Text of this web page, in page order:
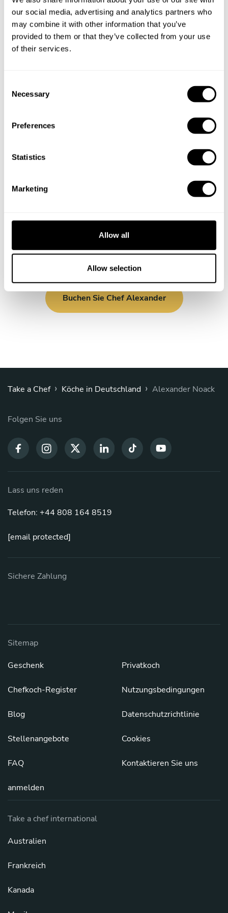
our social media, advertising and analytics partners who
may combine it with other information that you’ve
provided to them or that they’ve collected from your use
of their services.
Necessary
Preferences
Statistics
Marketing
Allow all
Allow selection
Alexander
Geben Sie die Details Ihrer Wünsche an und der
Küchenchef sendet Ihnen ein individuell auf Sie
Buchen Sie Chef Alexander
Take a Chef › Köche in Deutschland › Alexander Noack
Folgen Sie uns
Lass uns reden
Telefon: +44 808 164 8519
[email protected]
Sichere Zahlung
Sitemap
Geschenk
Chefkoch-Register
Blog
Stellenangebote
FAQ
anmelden
Privatkoch
Nutzungsbedingungen
Datenschutzrichtlinie
Cookies
Kontaktieren Sie uns
Take a chef international
Australien
Frankreich
Kanada